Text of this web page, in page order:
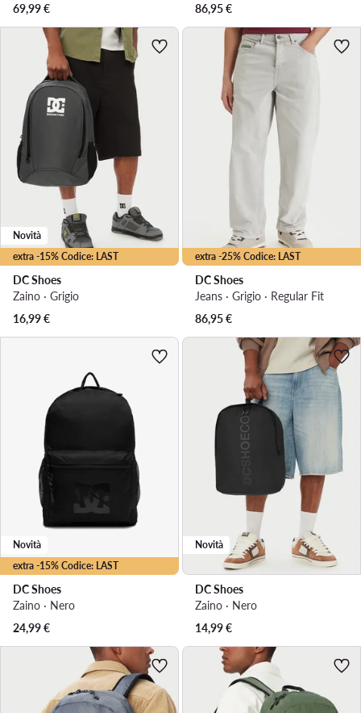
69,99€
86,95€
extra -15% Codice: LAST
Novità
DC Shoes
Zaino · Grigio
16,99€
extra -25% Codice: LAST
DC Shoes
Jeans · Grigio · Regular Fit
86,95€
extra -15% Codice: LAST
Novità
DC Shoes
Zaino · Nero
24,99€
Novità
DC Shoes
Zaino · Nero
14,99€